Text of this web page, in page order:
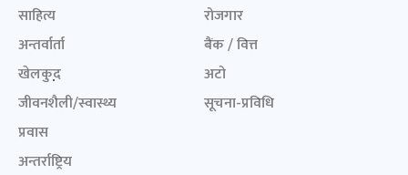
साहित्य
अन्तर्वार्ता
खेलकुद़़
जीवनशैली/स्वास्थ्य
प्रवास
अन्तर्राष्ट्रिय
रोजगार
बैंक / वित्त
अटो
सूचना-प्रविधि